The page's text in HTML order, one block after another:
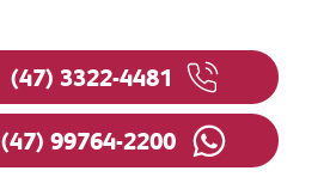
(47) 3322-4481
(47) 99764-2200